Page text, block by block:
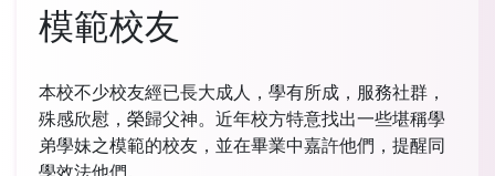
模範校友
本校不少校友經已長大成人，學有所成，服務社群，
殊感欣慰，榮歸父神。近年校方特意找出一些堪稱學
弟學妹之模範的校友，並在畢業中嘉許他們，提醒同